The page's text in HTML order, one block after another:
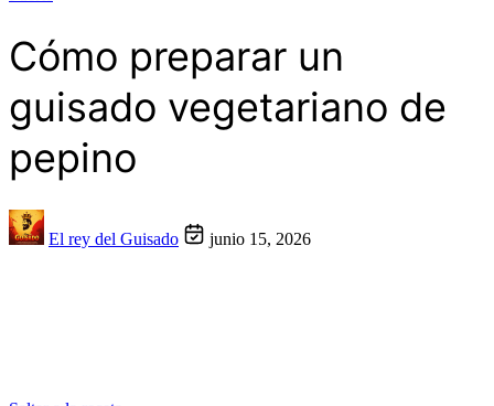
Cómo preparar un
guisado vegetariano de
pepino
El rey del Guisado junio 15, 2026